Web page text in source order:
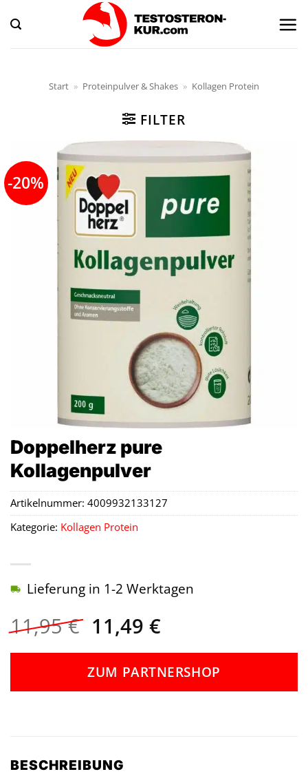
Inhalt
springen
Start » Proteinpulver & Shakes » Kollagen Protein
FILTER
-20%
Doppelherz pure
Kollagenpulver
11,95€ Ursprünglicher
Preis
war:
11,95 €
11,49 €Aktueller
ist:
11,49 €.
Lieferung in 1-2 Werktagen
ZUM PARTNERSHOP
Artikelnummer: 4009932133127
Kategorie: Kollagen Protein
BESCHREIBUNG